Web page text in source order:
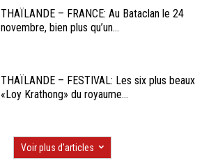
THAÏLANDE – FRANCE: Au Bataclan le 24
novembre, bien plus qu’un...
THAÏLANDE – FESTIVAL: Les six plus beaux
«Loy Krathong» du royaume...
Voir plus d'articles